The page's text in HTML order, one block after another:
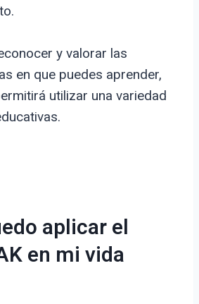
y valorar las
en que puedes aprender,
utilizar una variedad
aplicar el
en mi vida